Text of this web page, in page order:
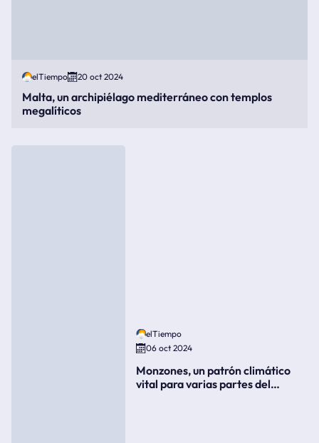
elTiempo 20 oct 2024
Malta, un archipiélago mediterráneo con templos
megalíticos
elTiempo
06 oct 2024
Monzones, un patrón climático
vital para varias partes del